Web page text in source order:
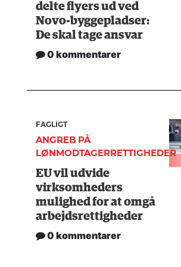
delte flyers ud ved
Novo-byggepladser:
De skal tage ansvar
0 kommentarer
FAGLIGT
ANGREB PÅ
LØNMODTAGERRETTIGHEDER
EU vil udvide
virksomheders
mulighed for at omgå
arbejdsrettigheder
0 kommentarer